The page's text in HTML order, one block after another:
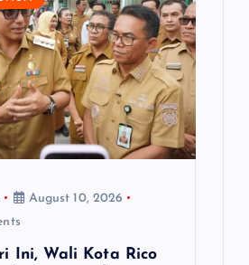
August 10, 2026
Ini, Wali Kota Rico